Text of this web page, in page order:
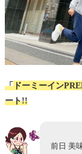
「 ドーミーイン
ート!!
前日 美